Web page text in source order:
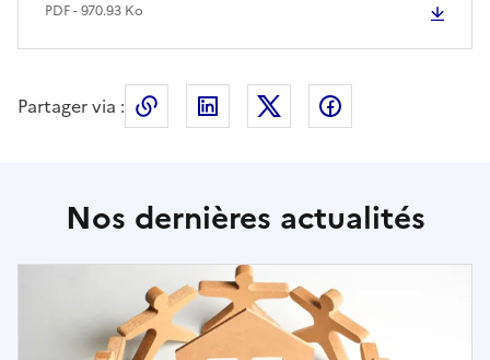
PDF - 970.93 Ko
Partager via : Copier le lien de la page dans le
LinkedIn
Nos dernières actualités